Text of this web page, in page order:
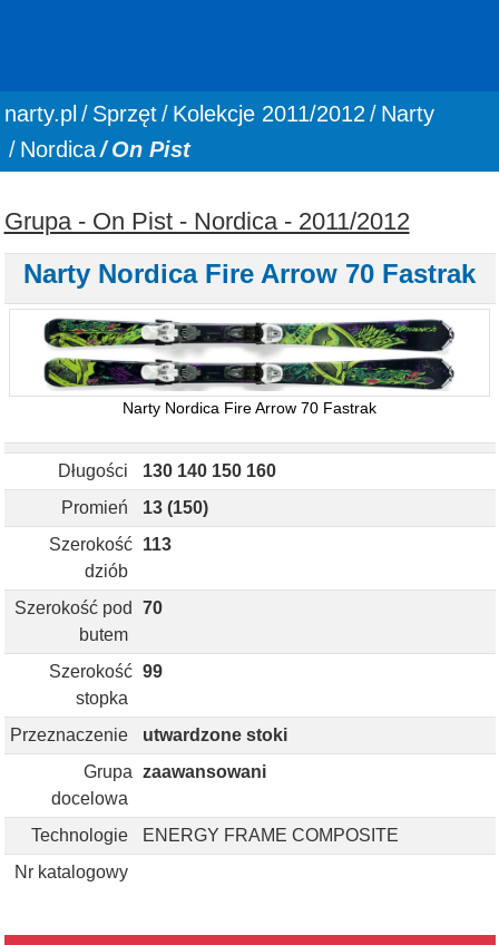
You are here:
narty.pl Sprzęt Kolekcje 2011/2012
Narty
Nordica
On Pist
Grupa - On Pist - Nordica - 2011/2012
Narty Nordica Fire Arrow 70 Fastrak
Narty Nordica Fire Arrow 70 Fastrak
Długości
130 140 150 160
Promień
13 (150)
Szerokość
dziób
113
Szerokość pod
butem
70
Szerokość
stopka
99
Przeznaczenie
utwardzone stoki
Grupa
docelowa
zaawansowani
Technologie
ENERGY FRAME COMPOSITE
Nr katalogowy